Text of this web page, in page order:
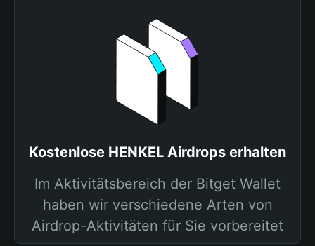
Kostenlose HENKEL Airdrops erhalten
Im Aktivitätsbereich der Bitget Wallet
haben wir verschiedene Arten von
Airdrop-Aktivitäten für Sie vorbereitet